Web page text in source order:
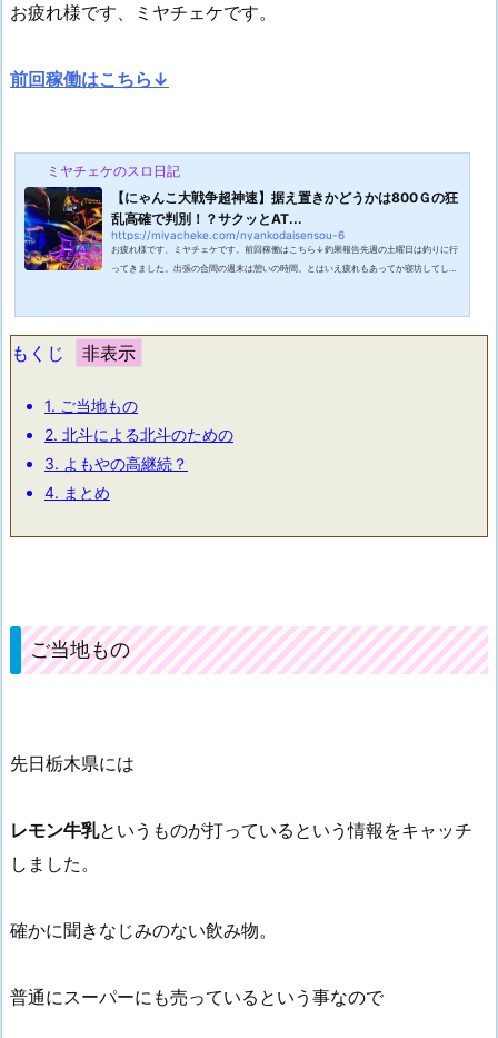
お疲れ様です、ミヤチェケです。
前回稼働はこちら↓
ミヤチェケのスロ日記
【にゃんこ大戦争超神速】据え置きかどうかは800Ｇの狂
乱高確で判別！？サクッとAT...
https://miyacheke.com/nyankodaisensou-6
お疲れ様です、ミヤチェケです。前回稼働はこちら↓釣果報告先週の土曜日は釣りに行
ってきました。出張の合間の週末は憩いの時間。とはいえ疲れもあってか寝坊してしま
と程なくしてワタクシの竿に確固たる魚信・・・！フィーッシュ！上がってきたのはか
ますが釣れました。10センチにも満...
もくじ
1. ご当地もの
2. 北斗による北斗のための
3. よもやの高継続？
4. まとめ
ご当地もの
先日栃木県には
レモン牛乳というものが打っているという情報をキャッチ
しました。
確かに聞きなじみのない飲み物。
普通にスーパーにも売っているという事なので